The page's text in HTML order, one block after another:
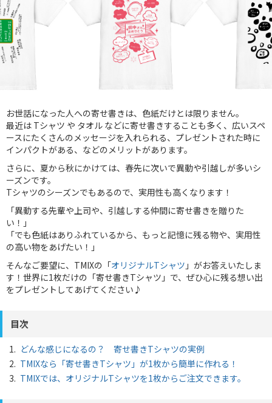
お世話になった人への寄せ書きは、色紙だけとは限りません。
最近は Tシャツ や タオル などに寄せ書きすることも多く、広いスペ
ースにたくさんのメッセージを入れられる、プレゼントされた時に
インパクトがある、などのメリットがあります。
さらに、夏から秋にかけては、春先に次いで異動や引越しが多いシ
ーズンです。
Tシャツのシーズンでもあるので、実用性も高くなります！
「異動する先輩や上司や、引越しする仲間に寄せ書きを贈りた
い！」
「でも色紙はありふれているから、もっと記憶に残る物や、実用性
の高い物をあげたい！」
そんなご要望に、TMIXの「オリジナルTシャツ 」がお答えいたしま
す！世界に1枚だけの「寄せ書きTシャツ」で、ぜひ心に残る想い出
をプレゼントしてあげてください♪
目次
どんな感じになるの？ 寄せ書きTシャツの実例
TMIXなら「寄せ書きTシャツ」が1枚から簡単に作れる！
TMIXでは、オリジナルTシャツを1枚からご注文できます。